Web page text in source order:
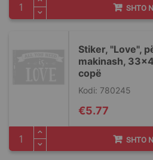
SHTO
Stiker, "Love",
makinash,
copë
Kodi: 780245
€5.77
SHTO